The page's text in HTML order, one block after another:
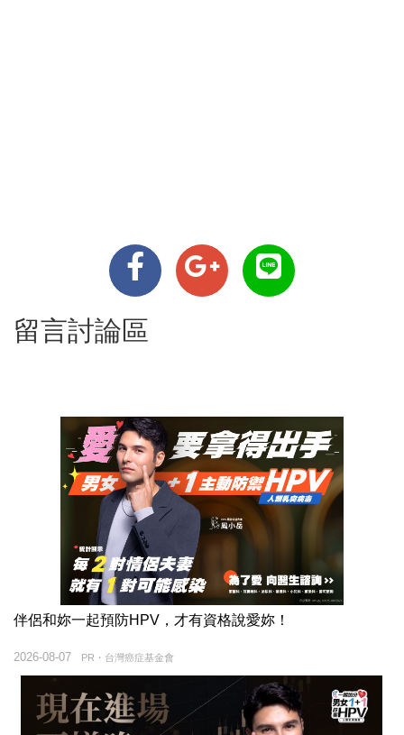
留言討論區
伴侶和妳一起預防HPV，才有資格說愛妳！
PR・台灣癌症基金會
2026-08-07